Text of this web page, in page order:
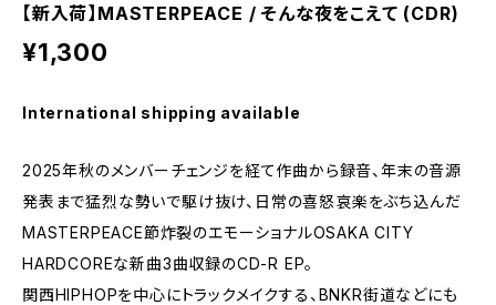
【新入荷】MASTERPEACE / そんな夜をこえて (CDR)
¥1,300
International shipping available
2025年秋のメンバーチェンジを経て作曲から録音、年末の音源
発表まで猛烈な勢いで駆け抜け、日常の喜怒哀楽をぶち込んだ
MASTERPEACE節炸裂のエモーショナルOSAKA CITY
HARDCOREな新曲3曲収録のCD-R EP。
関西HIPHOPを中心にトラックメイクする、BNKR街道などにも